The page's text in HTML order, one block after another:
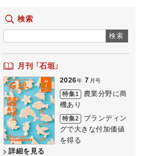
検索
検索
月刊 「石垣」
2026年 7 月号
特集1
農業分野に商
機あり
特集2
ブランディン
グで大きな付加価値
を得る
詳細を見る